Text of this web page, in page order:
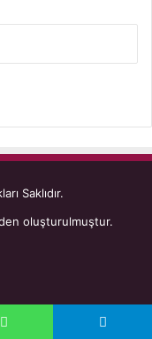
Saklıdır.
oluşturulmuştur.